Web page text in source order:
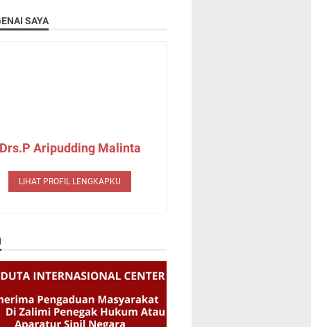
SAYA
Aripudding Malinta
LIHAT PROFIL LENGKAPKU